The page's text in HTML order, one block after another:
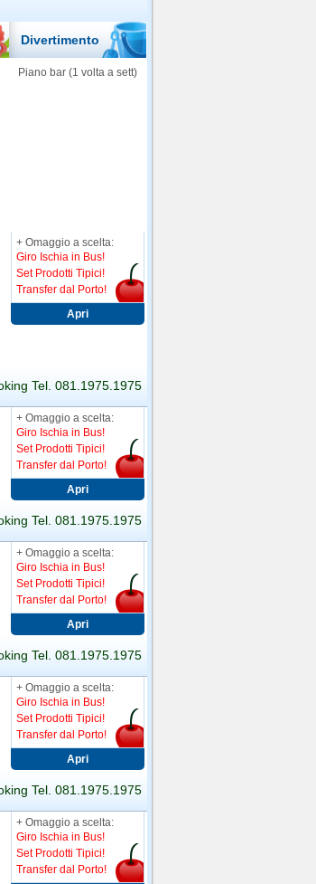
Divertimento
Piano bar (1 volta a sett)
+ Omaggio a scelta:
Giro Ischia in Bus!
Set Prodotti Tipici!
Transfer dal Porto!
Tel. 081.1975.1975
+ Omaggio a scelta:
Giro Ischia in Bus!
Set Prodotti Tipici!
Transfer dal Porto!
Tel. 081.1975.1975
+ Omaggio a scelta:
Giro Ischia in Bus!
Set Prodotti Tipici!
Transfer dal Porto!
Tel. 081.1975.1975
+ Omaggio a scelta:
Giro Ischia in Bus!
Set Prodotti Tipici!
Transfer dal Porto!
Tel. 081.1975.1975
+ Omaggio a scelta:
Giro Ischia in Bus!
Set Prodotti Tipici!
Transfer dal Porto!